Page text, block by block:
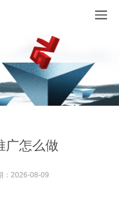
广怎么做
： 2026-08-09